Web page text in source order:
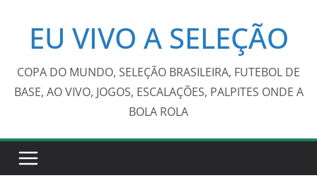
conteúdo
EU VIVO A SELEÇÃO
COPA DO MUNDO, SELEÇÃO BRASILEIRA, FUTEBOL DE
BASE, AO VIVO, JOGOS, ESCALAÇÕES, PALPITES ONDE A
BOLA ROLA